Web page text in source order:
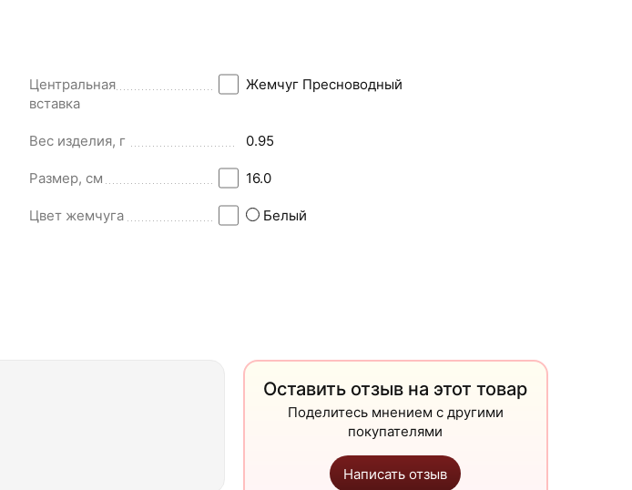
Центральная
вставка
Жемчуг Пресноводный
Вес изделия, г 0.95
Размер, см 16.0
Цвет жемчуга Белый
Оставить отзыв на этот товар
Поделитесь мнением с другими
покупателями
Написать отзыв